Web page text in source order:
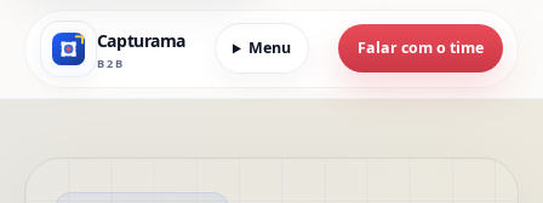
Capturama
B2B
Menu Falar com o time